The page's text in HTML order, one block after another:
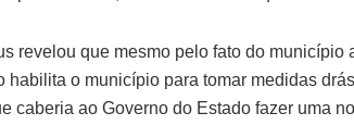
revelou que mesmo pelo fato do
habilita o município para tomar medidas
caberia ao Governo do Estado fazer uma